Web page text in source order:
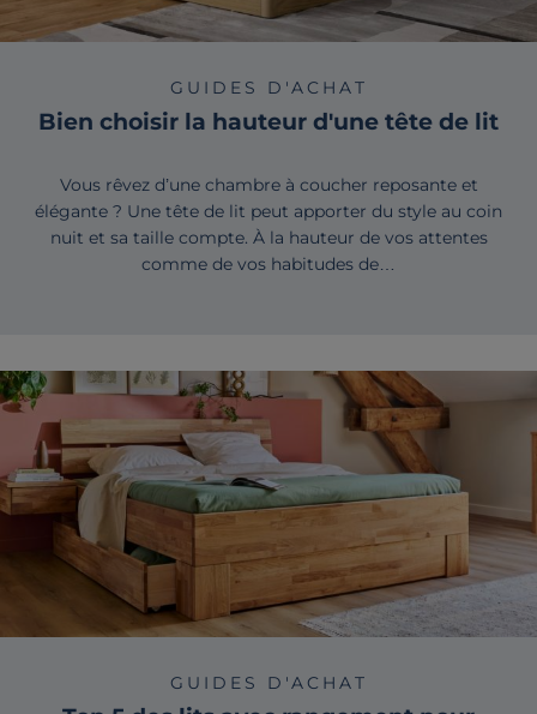
GUIDES D'ACHAT
Bien choisir la hauteur d'une tête de lit
Vous rêvez d’une chambre à coucher reposante et
élégante ? Une tête de lit peut apporter du style au coin
nuit et sa taille compte. À la hauteur de vos attentes
comme de vos habitudes de…
GUIDES D'ACHAT